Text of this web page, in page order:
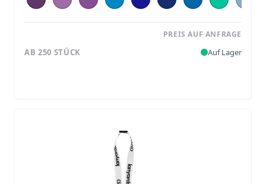
PREIS AUF ANFRAGE
AB 250 STÜCK Auf Lager